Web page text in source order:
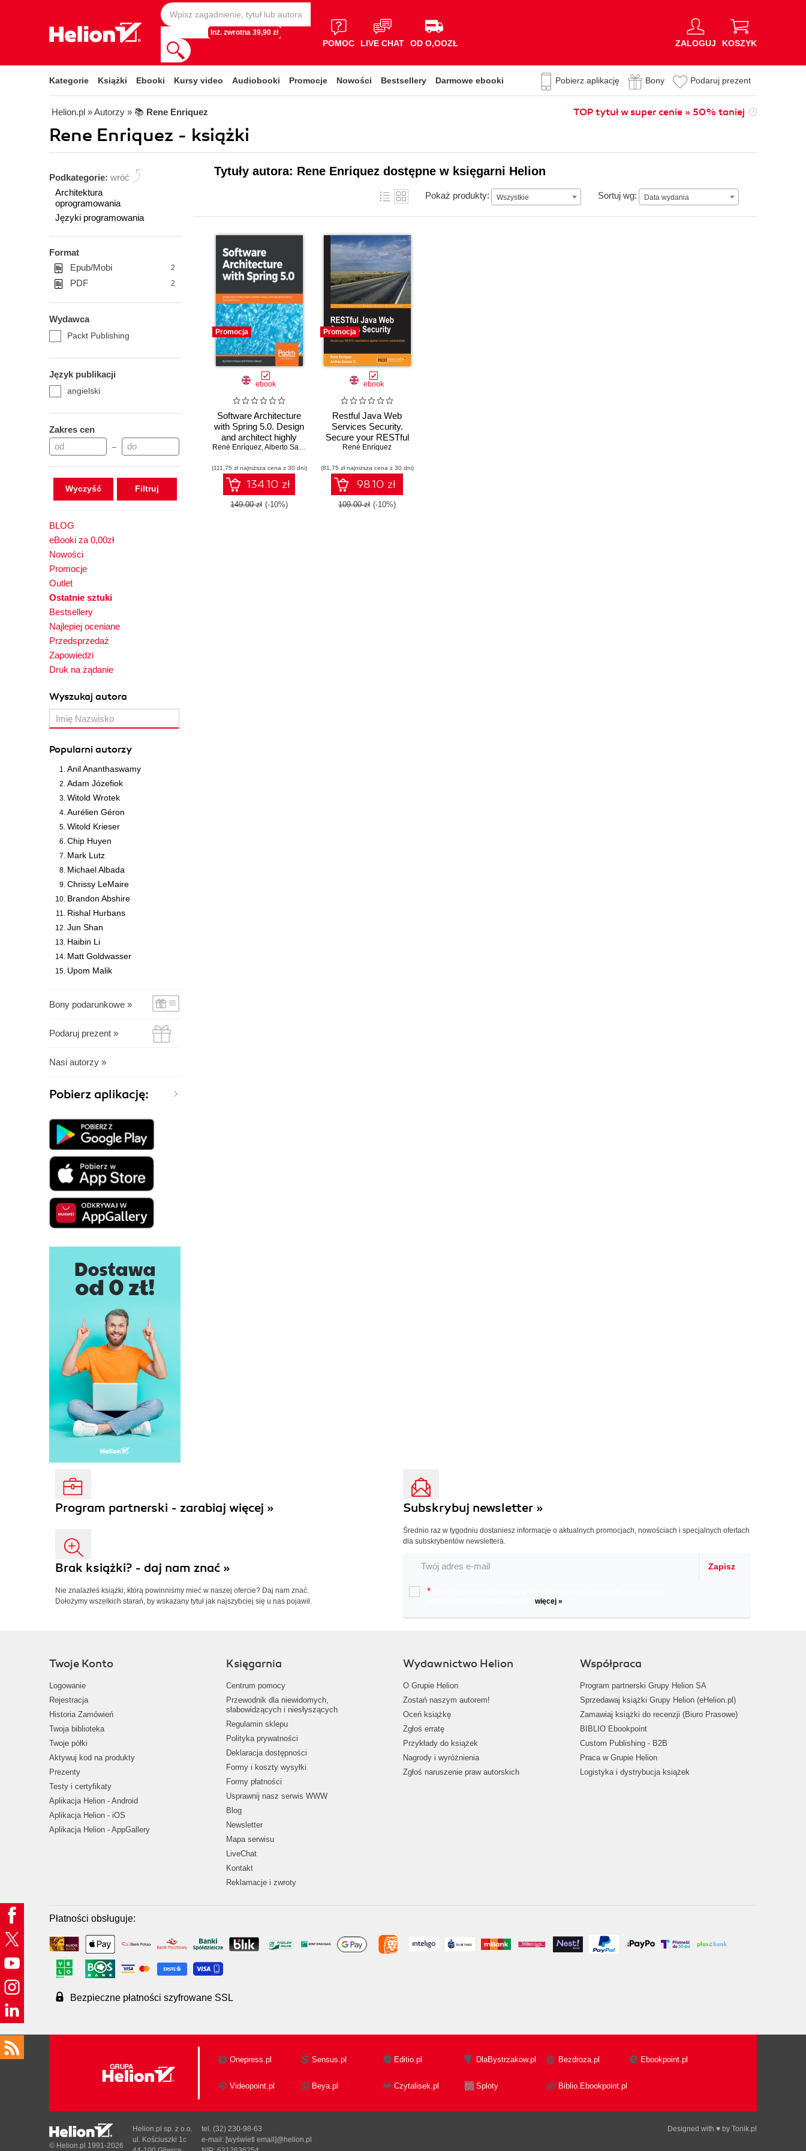
Inż. zwrotna 39,90 zł
POMOC LIVE CHAT OD O,OOZŁ ZALOGUJ KOSZYK
Kategorie Książki Ebooki Kursy video Audiobooki Promocje Nowości Bestsellery Darmowe ebooki Pobierz aplikację Bony Podaruj prezent
Helion.pl » Autorzy » 📚 Rene Enriquez TOP tytuł w super cenie » 50% taniej
Rene Enriquez - książki
Podkategorie: wróć
Architektura
oprogramowania
Języki programowania
Format
Epub/Mobi
2
PDF 2
Wydawca
Packt Publishing
Język publikacji
angielski
Zakres cen
–
Wyczyść
BLOG
eBooki za 0,00zł
Nowości
Promocje
Outlet
Ostatnie sztuki
Bestsellery
Najlepiej oceniane
Przedsprzedaż
Zapowiedzi
Druk na żądanie
Wyszukaj autora
Popularni autorzy
Anil Ananthaswamy
Adam Józefiok
Witold Wrotek
Aurélien Géron
Witold Krieser
Chip Huyen
Mark Lutz
Michael Albada
Chrissy LeMaire
Brandon Abshire
Rishal Hurbans
Jun Shan
Haibin Li
Matt Goldwasser
Upom Malik
Bony podarunkowe »
Podaruj prezent »
Nasi autorzy »
Pobierz aplikację:
Tytuły autora: Rene Enriquez dostępne w księgarni Helion
Pokaż produkty: Wszystkie Sortuj wg: Data wydania
Data wydania
Promocja
ebook
Software Architecture
with Spring 5.0. Design
and architect highly
scalable, robust, and
applications
René Enríquez,Alberto Salazar
(111,75 zł najniższa cena z 30 dni)
134.10 zł
149.00 zł (-10%)
Promocja
ebook
Restful Java Web
Services Security.
Secure your RESTful
applications against
with this book and
René Enríquez
(81,75 zł najniższa cena z 30 dni)
98.10 zł
109.00 zł (-10%)
Program partnerski - zarabiaj więcej »
Brak książki? - daj nam znać »
Nie znalazłeś książki, którą powinniśmy mieć w naszej ofercie? Daj nam znać.
Dołożymy wszelkich starań, by wskazany tytuł jak najszybciej się u nas pojawił.
Subskrybuj newsletter »
Średnio raz w tygodniu dostaniesz informacje o aktualnych promocjach, nowościach i specjalnych ofertach
dla subskrybentów newslettera.
Zapisz
*
więcej »
Twoje Konto
Logowanie
Rejestracja
Historia Zamówień
Twoja biblioteka
Twoje półki
Aktywuj kod na produkty
Prezenty
Testy i certyfikaty
Aplikacja Helion - Android
Aplikacja Helion - iOS
Aplikacja Helion - AppGallery
Księgarnia
Centrum pomocy
Przewodnik dla niewidomych,
słabowidzących i niesłyszących
Regulamin sklepu
Polityka prywatności
Deklaracja dostępności
Formy i koszty wysyłki
Formy płatności
Usprawnij nasz serwis WWW
Blog
Newsletter
Mapa serwisu
LiveChat
Kontakt
Reklamacje i zwroty
Wydawnictwo Helion
O Grupie Helion
Zostań naszym autorem!
Oceń książkę
Zgłoś erratę
Przykłady do książek
Nagrody i wyróżnienia
Zgłoś naruszenie praw autorskich
Współpraca
Program partnerski Grupy Helion SA
Sprzedawaj książki Grupy Helion (eHelion.pl)
Zamawiaj książki do recenzji (Biuro Prasowe)
BIBLIO Ebookpoint
Custom Publishing - B2B
Praca w Grupie Helion
Logistyka i dystrybucja książek
Płatności obsługuje:
Bezpieczne płatności szyfrowane SSL
Onepress.pl Sensus.pl Editio.pl DlaBystrzakow.pl Bezdroza.pl Ebookpoint.pl
Videopoint.pl Beya.pl Czytalisek.pl Sploty Biblio.Ebookpoint.pl
Designed with ♥ by Tonik.pl
© Helion.pl 1991-2026
Helion.pl sp. z o.o.
ul. Kościuszki 1c
tel. (32) 230-98-63
e-mail: [wyświetl email]@helion.pl